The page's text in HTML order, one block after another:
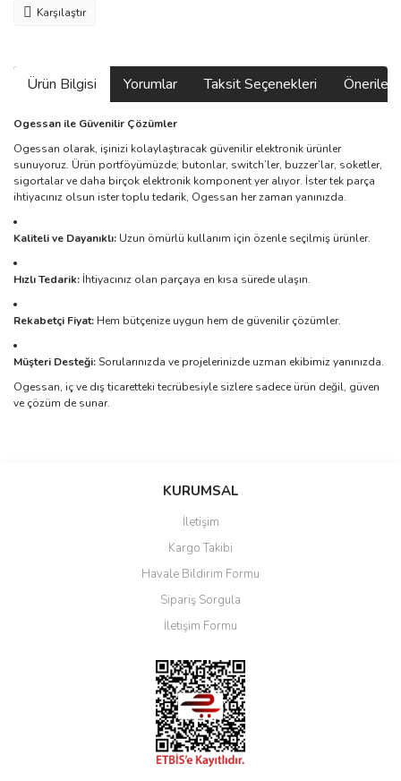
Karşılaştır
Ürün Bilgisi Yorumlar Taksit Seçenekleri
Ogessan ile Güvenilir Çözümler
Ogessan olarak, işinizi kolaylaştıracak güvenilir elektronik ürünler
sunuyoruz. Ürün portföyümüzde; butonlar, switch’ler, buzzer’lar, soketler,
sigortalar ve daha birçok elektronik komponent yer alıyor. İster tek parça
ihtiyacınız olsun ister toplu tedarik, Ogessan her zaman yanınızda.
Kaliteli ve Dayanıklı: Uzun ömürlü kullanım için özenle seçilmiş ürünler.
Hızlı Tedarik: İhtiyacınız olan parçaya en kısa sürede ulaşın.
Rekabetçi Fiyat: Hem bütçenize uygun hem de güvenilir çözümler.
Müşteri Desteği:Sorularınızda ve projelerinizde uzman ekibimiz yanınızda.
Ogessan, iç ve dış ticaretteki tecrübesiyle sizlere sadece ürün değil, güven
ve çözüm de sunar.
Bu ürüne ilk yorumu siz yapın!
Ürün resmi kalitesiz, bozuk veya görüntülenemiyor.
Ürün açıklamasında eksik bilgiler bulunuyor.
Ürün bilgilerinde hatalar bulunuyor.
Ürün fiyatı diğer sitelerden daha pahalı.
Gönder
KURUMSAL
İletişim
Kargo Takibi
Havale Bildirim Formu
Sipariş Sorgula
İletişim Formu